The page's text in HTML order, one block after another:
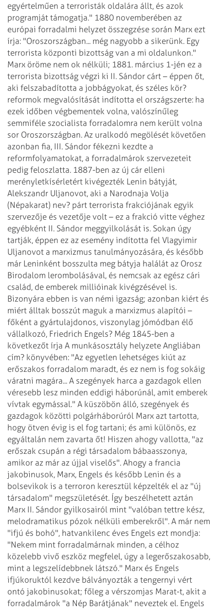
egyértelműen a terroristák oldalára állt, és azok
programját támogatja." 1880 novemberében az
európai forradalmi helyzet összegzése során Marx ezt
írja: "Oroszországban... még nagyobb a sikerünk. Egy
terrorista központi bizottság van a mi oldalunkon."
Marx öröme nem ok nélküli; 1881. március 1-jén ez a
terrorista bizottság végzi ki II. Sándor cárt – éppen őt,
aki felszabadította a jobbágyokat, és széles kör?
reformok megvalósítását indította el országszerte: ha
ezek időben végbementek volna, valószínűleg
semmiféle szocialista forradalomra nem került volna
sor Oroszországban. Az uralkodó megölését követően
azonban fia, III. Sándor fékezni kezdte a
reformfolyamatokat, a forradalmárok szervezeteit
pedig feloszlatta. 1887-ben az új cár elleni
merényletkísérletért kivégezték Lenin bátyját,
Alekszandr Uljanovot, aki a Narodnaja Volja
(Népakarat) nev? párt terrorista frakciójának egyik
szervezője és vezetője volt – ez a frakció vitte véghez
egyébként II. Sándor meggyilkolását is. Sokan úgy
tartják, éppen ez az esemény indította fel Vlagyimir
Uljanovot a marxizmus tanulmányozására, és később
már Leninként bosszulta meg bátyja halálát az Orosz
Birodalom lerombolásával, és nemcsak az egész cári
család, de emberek millióinak kivégzésével is.
Bizonyára ebben is van némi igazság; azonban kiért és
miért álltak bosszút maguk a marxizmus alapítói –
főként a gyártulajdonos, viszonylag jómódban élő
vállalkozó, Friedrich Engels? Még 1845-ben a
következőt írja A munkásosztály helyzete Angliában
cím? könyvében: "Az egyetlen lehetséges kiút az
erőszakos forradalom maradt, és ez nem is fog sokáig
váratni magára... A szegények harca a gazdagok ellen
véresebb lesz minden eddigi háborúnál, amit emberek
vívtak egymással." A küszöbön álló, szegények és
gazdagok közötti polgárháborúról Marx azt tartotta,
hogy ötven évig is el fog tartani; és ami különös, ez
egyáltalán nem zavarta őt! Hiszen ahogy vallotta, "az
erőszak csupán a régi társadalom bábaasszonya,
amikor az már az újjal viselős". Ahogy a francia
jakobinusok, Marx, Engels és később Lenin és a
bolsevikok is a terroron keresztül képzelték el az "új
társadalom" megszületését. Így beszélhetett aztán
Marx II. Sándor gyilkosairól mint "valóban tettre kész,
melodramatikus pózok nélküli emberekről". A már nem
"ifjú és bohó", hatvankilenc éves Engels ezt mondja:
"Nekem mint forradalmárnak minden, a célhoz
közelebb vivő eszköz megfelel, úgy a legerőszakosabb,
mint a legszelídebbnek látszó." Marx és Engels
ifjúkoruktól kezdve bálványozták a tengernyi vért
ontó jakobinusokat; főleg a vérszomjas Marat-t, akit a
forradalmárok "a Nép Barátjának" neveztek el. Engels